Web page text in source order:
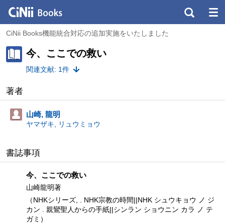
CiNii Books機能統合対応の追加実施をいたしました
今、ここでの救い
関連文献: 1件
著者
山崎, 龍明
ヤマザキ, リュウミョウ
書誌事項
今、ここでの救い
山崎龍明著
（NHKシリーズ, . NHK宗教の時間||NHK シュウキョウ ノ ジ
カン . 親鸞聖人からの手紙||シンラン ショウニン カラ ノ テ
ガミ）